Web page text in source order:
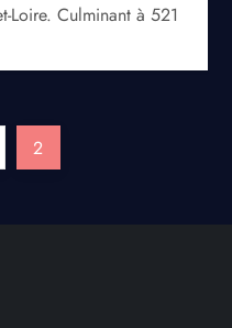
Loire. Culminant à 521
2